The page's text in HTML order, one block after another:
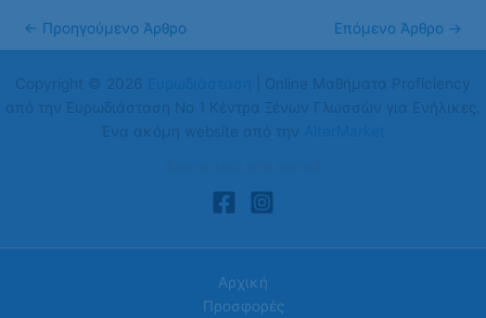
← Προηγούμενο Άρθρο Επόμενο Άρθρο →
Copyright © 2026
| Online Μαθήματα Proficiency
από την Ευρωδιάσταση Νο 1 Κέντρα Ξένων Γλωσσών για Ενήλικες.
Ένα ακόμη website από την
Αρχική
Προσφορές